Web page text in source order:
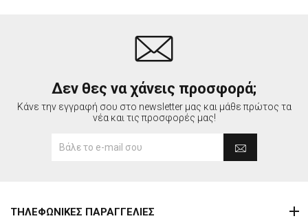
Δεν θες να χάνεις προσφορά;
Κάνε την εγγραφή σου στο newsletter μας και μάθε πρώτος τα
νέα και τις προσφορές μας!
ΤΗΛΕΦΩΝΙΚΕΣ ΠΑΡΑΓΓΕΛΙΕΣ